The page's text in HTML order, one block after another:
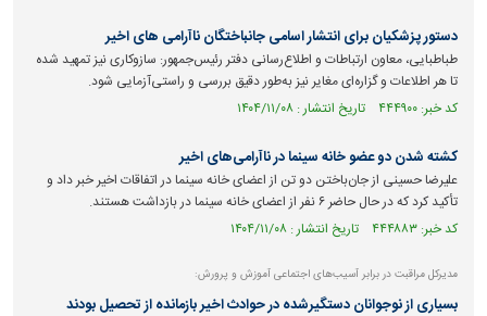
دستور پزشکیان برای انتشار اسامی جانباختگان ناآرامی های اخیر
طباطبایی، معاون ارتباطات و اطلاع‌رسانی دفتر رئیس‌جمهور: سازوکاری نیز تمهید شده
تا هر اطلاعات و گزاره‌ای مغایر نیز به‌طور دقیق بررسی و راستی‌آزمایی شود.
کد خبر: ۴۴۴۹۰۰ تاریخ انتشار : ۱۴۰۴/۱۱/۰۸
کشته شدن دو عضو خانه سینما در ناآرامی‌های اخیر
علیرضا حسینی از جان‌باختن دو تن از اعضای خانه سینما در اتفاقات اخیر خبر داد و
تأکید کرد که در حال حاضر ۶ نفر از اعضای خانه سینما در بازداشت هستند.
کد خبر: ۴۴۴۸۸۳ تاریخ انتشار : ۱۴۰۴/۱۱/۰۸
مدیرکل مراقبت در برابر آسیب‌های اجتماعی آموزش و پرورش:
بسیاری از نوجوانان دستگیرشده در حوادث اخیر بازمانده از تحصیل بودند